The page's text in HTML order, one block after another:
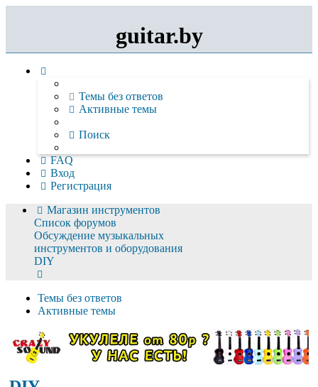
guitar.by
Темы без ответов
Активные темы
Поиск
FAQ
Вход
Регистрация
Магазин инструментов
Список форумов
Обсуждение музыкальных
инструментов и оборудования
DIY
Темы без ответов
Активные темы